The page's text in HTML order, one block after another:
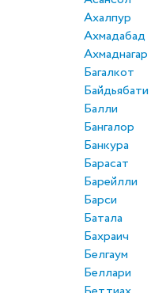
Ахалпур
Ахмадабад
Ахмаднагар
Багалкот
Байдьябати
Балли
Бангалор
Банкура
Барасат
Барейлли
Барси
Батала
Бахраич
Белгаум
Беллари